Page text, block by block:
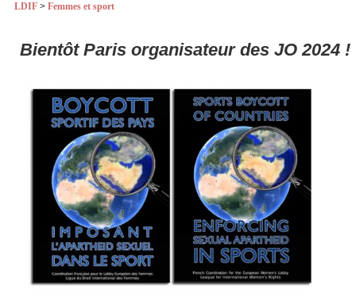
LDIF > Femmes et sport
Bientôt Paris organisateur des JO 2024 !